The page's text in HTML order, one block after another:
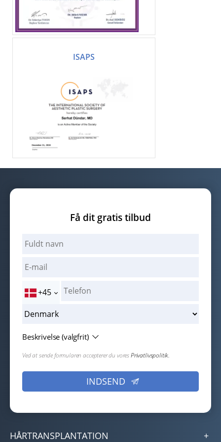
ISAPS
Få dit gratis tilbud
+45
Beskrivelse (valgfrit)
Ved at sende formularen accepterer du voresPrivatlivspolitik.
HÅRTRANSPLANTATION